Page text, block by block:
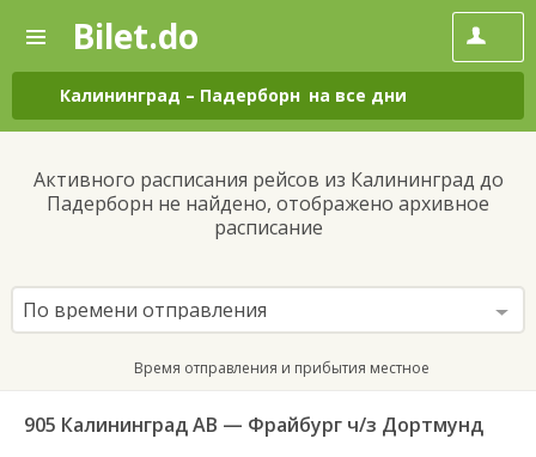
—
Поиск
и
покупка
билетов
автобус
онлайн
Bilet.do
Калининград – Падерборн на все дни
Активного расписания рейсов из Калининград до
Падерборн не найдено, отображено архивное
расписание
По времени отправления
Время отправления и прибытия местное
905 Калининград АВ — Фрайбург ч/з Дортмунд